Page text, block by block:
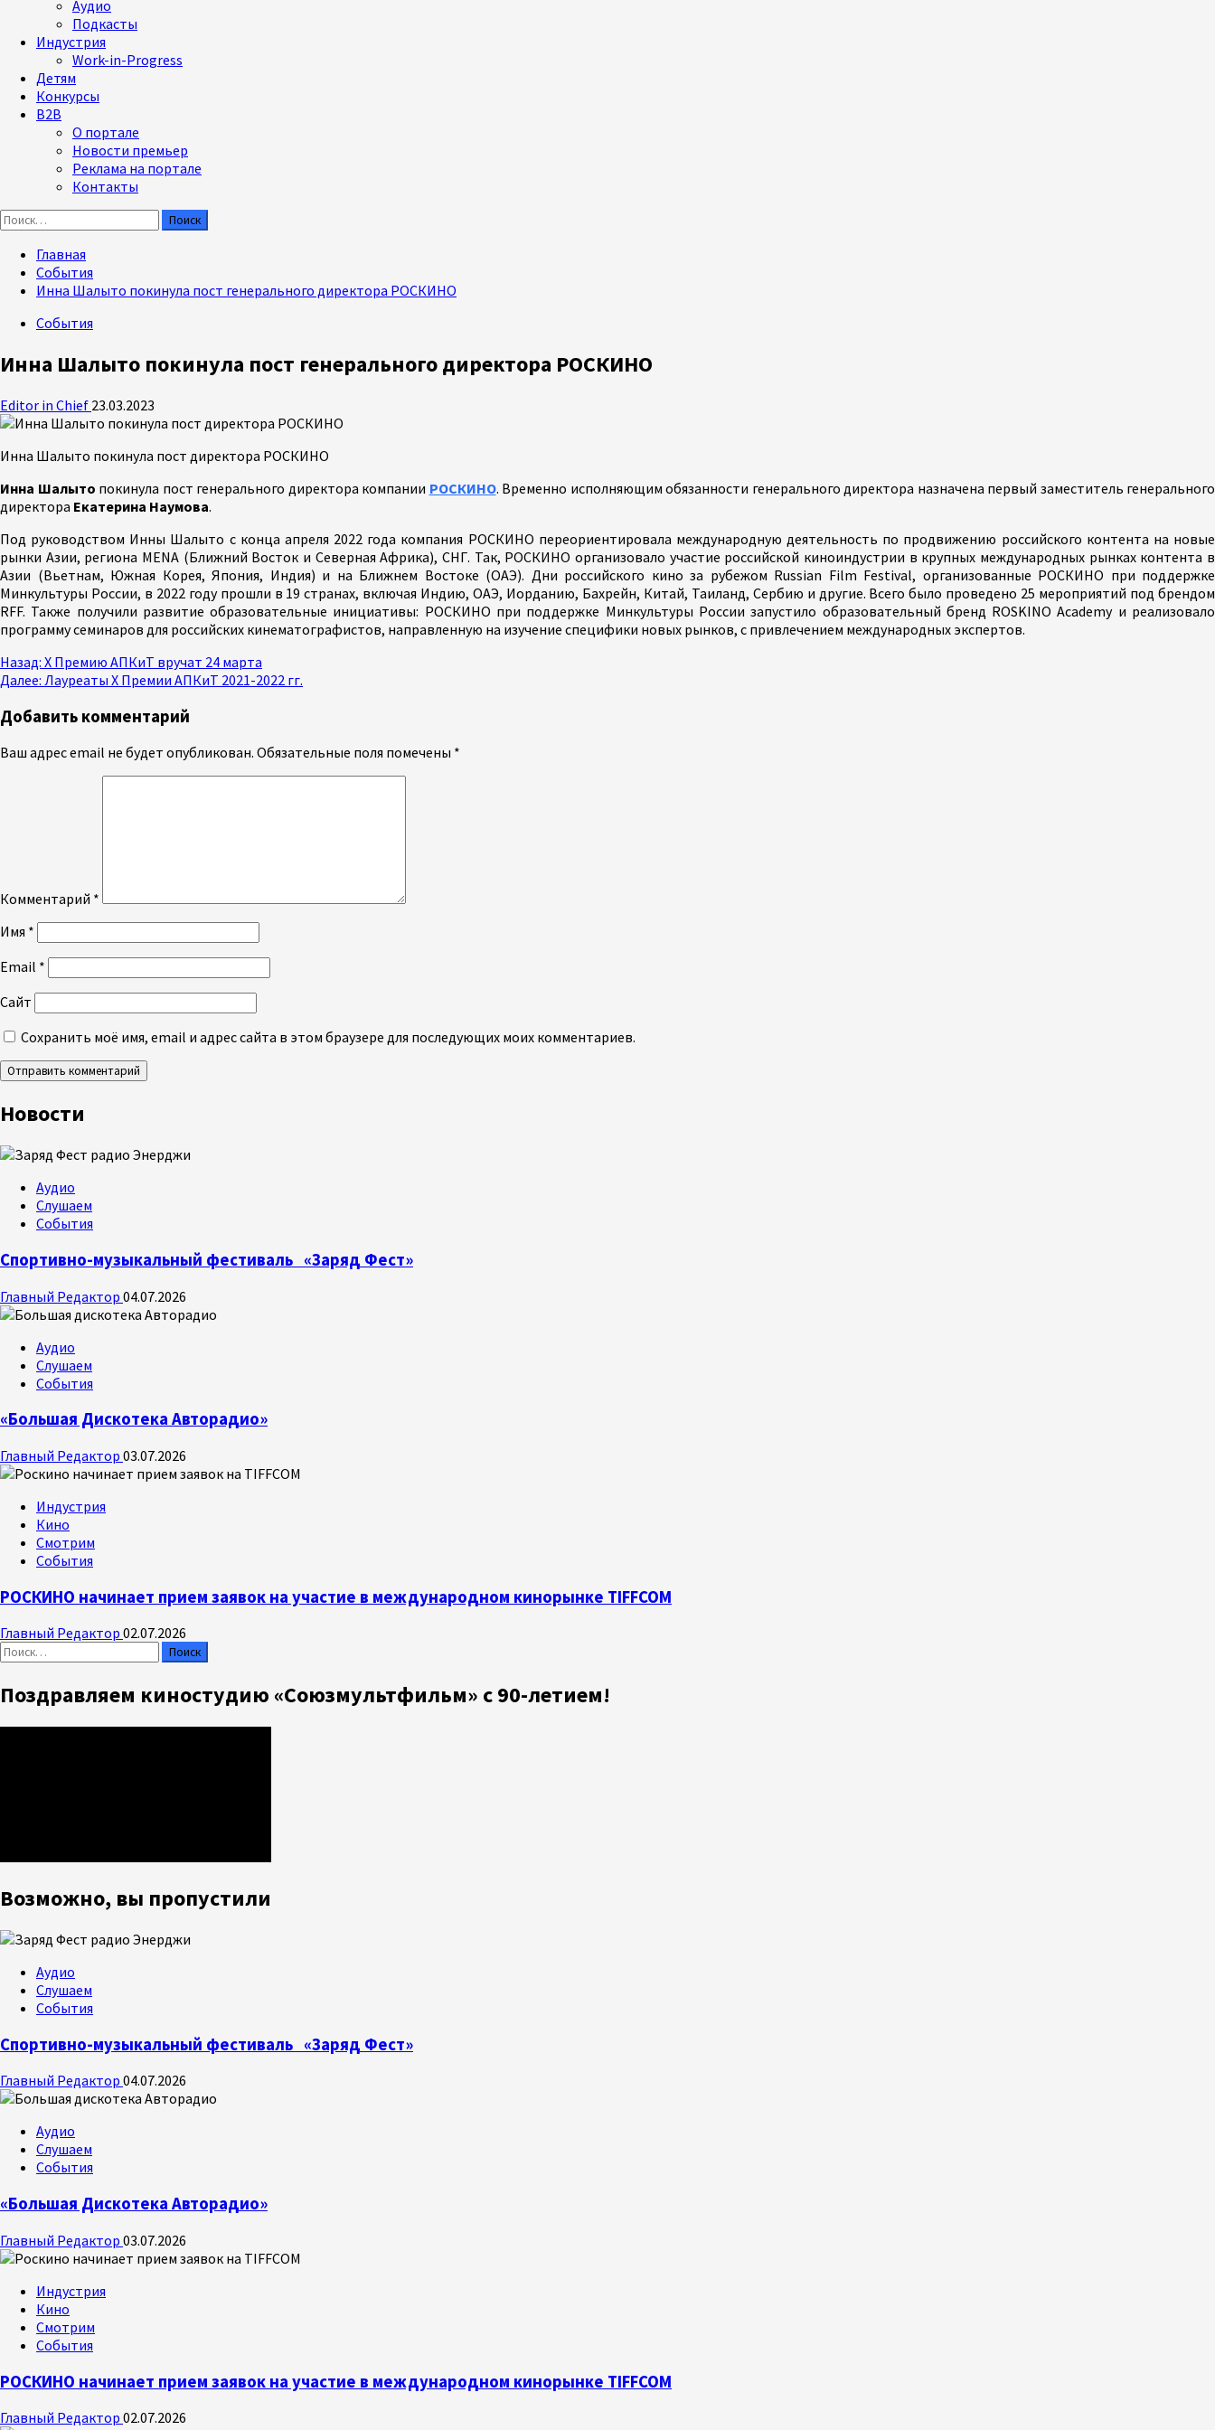
Аудио
Подкасты
Индустрия
Work-in-Progress
Детям
Конкурсы
B2B
О портале
Новости премьер
Реклама на портале
Контакты
Найти:
Главная
События
Инна Шалыто покинула пост генерального директора РОСКИНО
События
Инна Шалыто покинула пост генерального директора РОСКИНО
Editor in Chief 23.03.2023
Инна Шалыто покинула пост директора РОСКИНО
Инна Шалыто покинула пост генерального директора компании РОСКИНО. Временно исполняющим обязанности генерального директора назначена первый заместитель генерального
директора Екатерина Наумова.
​​​​​​​Под руководством Инны Шалыто с конца апреля 2022 года компания РОСКИНО переориентировала международную деятельность по продвижению российского контента на новые
рынки Азии, региона MENA (Ближний Восток и Северная Африка), СНГ. Так, РОСКИНО организовало участие российской киноиндустрии в крупных международных рынках контента в
Азии (Вьетнам, Южная Корея, Япония, Индия) и на Ближнем Востоке (ОАЭ). Дни российского кино за рубежом Russian Film Festival, организованные РОСКИНО при поддержке
Минкультуры России, в 2022 году прошли в 19 странах, включая Индию, ОАЭ, Иорданию, Бахрейн, Китай, Таиланд, Сербию и другие. Всего было проведено 25 мероприятий под брендом
RFF. Также получили развитие образовательные инициативы: РОСКИНО при поддержке Минкультуры России запустило образовательный бренд ROSKINO Academy и реализовало
программу семинаров для российских кинематографистов, направленную на изучение специфики новых рынков, с привлечением международных экспертов.
Продолжить
чтение
Назад: X Премию АПКиТ вручат 24 марта
Далее: Лауреаты X Премии АПКиТ 2021-2022 гг.
Добавить комментарий
Ваш адрес email не будет опубликован. Обязательные поля помечены *
Комментарий *
Имя *
Email *
Сайт
Сохранить моё имя, email и адрес сайта в этом браузере для последующих моих комментариев.
Новости
Аудио
Слушаем
События
Спортивно-музыкальный фестиваль «Заряд Фест»
Главный Редактор 04.07.2026
Аудио
Слушаем
События
«Большая Дискотека Авторадио»
Главный Редактор 03.07.2026
Индустрия
Кино
Смотрим
События
РОСКИНО начинает прием заявок на участие в международном кинорынке TIFFCOM
Главный Редактор 02.07.2026
Найти:
Поздравляем киностудию «Союзмультфильм» с 90-летием!
Возможно, вы пропустили
Аудио
Слушаем
События
Спортивно-музыкальный фестиваль «Заряд Фест»
Главный Редактор 04.07.2026
Аудио
Слушаем
События
«Большая Дискотека Авторадио»
Главный Редактор 03.07.2026
Индустрия
Кино
Смотрим
События
РОСКИНО начинает прием заявок на участие в международном кинорынке TIFFCOM
Главный Редактор 02.07.2026